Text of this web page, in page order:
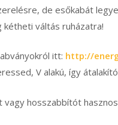
de esőkabát
kétheti váltás ruházatra!
itt: http://
V alakú, így
vagy hosszabbítót